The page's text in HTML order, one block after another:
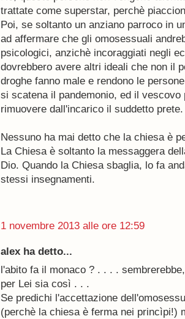
trattate come superstar, perchè
Poi, se soltanto un anziano parroco in
ad affermare che gli omosessuali
psicologici, anzichè incoraggiati negli
dovrebbero avere altri ideali che non il
droghe fanno male e rendono le
si scatena il pandemonio, ed il
rimuovere dall'incarico il suddetto prete.
Nessuno ha mai detto che la chiesa è
La Chiesa è soltanto la messaggera
Dio. Quando la Chiesa sbaglia, lo fa
stessi insegnamenti.
1 novembre 2013 alle ore 12:59
alex ha detto...
l'abito fa il monaco ? . . . .
per Lei sia così . . .
Se predichi l'accettazione
(perchè la chiesa è ferma nei princìpi!)